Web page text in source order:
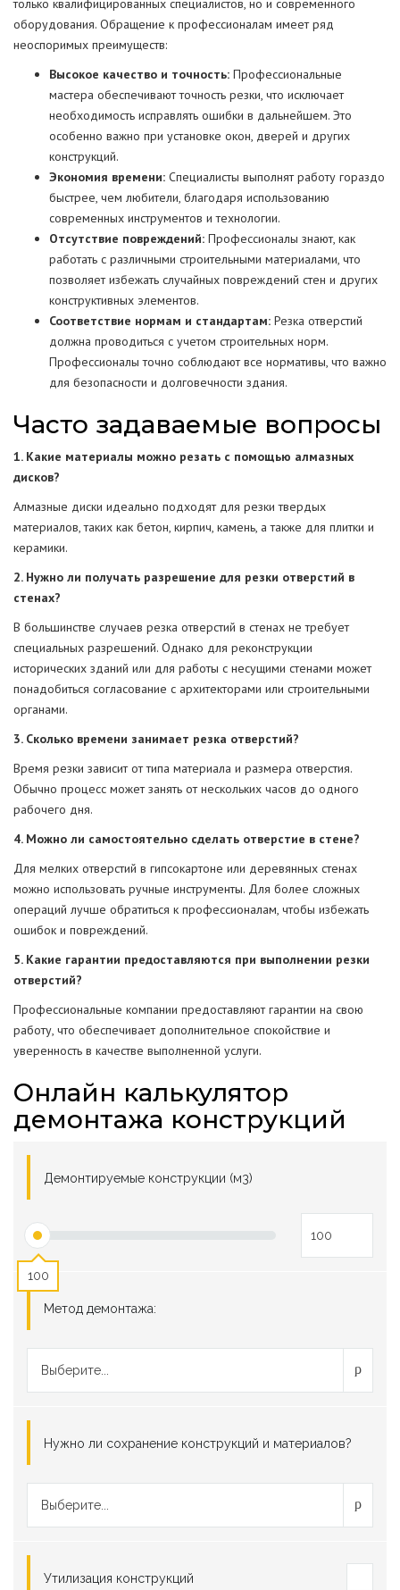
только квалифицированных специалистов, но и современного
оборудования. Обращение к профессионалам имеет ряд
неоспоримых преимуществ:
Высокое качество и точность: Профессиональные
мастера обеспечивают точность резки, что исключает
необходимость исправлять ошибки в дальнейшем. Это
особенно важно при установке окон, дверей и других
конструкций.
Экономия времени: Специалисты выполнят работу гораздо
быстрее, чем любители, благодаря использованию
современных инструментов и технологии.
Отсутствие повреждений: Профессионалы знают, как
работать с различными строительными материалами, что
позволяет избежать случайных повреждений стен и других
конструктивных элементов.
Соответствие нормам и стандартам: Резка отверстий
должна проводиться с учетом строительных норм.
Профессионалы точно соблюдают все нормативы, что важно
для безопасности и долговечности здания.
Часто задаваемые вопросы
1. Какие материалы можно резать с помощью алмазных
дисков?
Алмазные диски идеально подходят для резки твердых
материалов, таких как бетон, кирпич, камень, а также для плитки и
керамики.
2. Нужно ли получать разрешение для резки отверстий в
стенах?
В большинстве случаев резка отверстий в стенах не требует
специальных разрешений. Однако для реконструкции
исторических зданий или для работы с несущими стенами может
понадобиться согласование с архитекторами или строительными
органами.
3. Сколько времени занимает резка отверстий?
Время резки зависит от типа материала и размера отверстия.
Обычно процесс может занять от нескольких часов до одного
рабочего дня.
4. Можно ли самостоятельно сделать отверстие в стене?
Для мелких отверстий в гипсокартоне или деревянных стенах
можно использовать ручные инструменты. Для более сложных
операций лучше обратиться к профессионалам, чтобы избежать
ошибок и повреждений.
5. Какие гарантии предоставляются при выполнении резки
отверстий?
Профессиональные компании предоставляют гарантии на свою
работу, что обеспечивает дополнительное спокойствие и
уверенность в качестве выполненной услуги.
Онлайн калькулятор
демонтажа конструкций
Демонтируемые конструкции (м3)
100
Метод демонтажа:
Выберите...
Нужно ли сохранение конструкций и материалов?
Выберите...
Утилизация конструкций